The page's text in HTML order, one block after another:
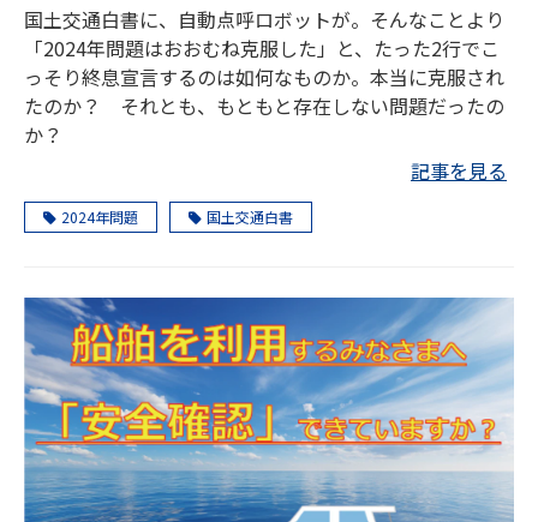
国土交通白書に、自動点呼ロボットが。そんなことより
「2024年問題はおおむね克服した」と、たった2行でこ
っそり終息宣言するのは如何なものか。本当に克服され
たのか？ それとも、もともと存在しない問題だったの
か？
記事を見る
2024年問題 国土交通白書